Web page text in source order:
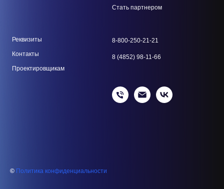
Стать партнером
Реквизиты
Контакты
Проектировщикам
8-800-250-21-21
8 (4852) 98-11-66
© Политика конфиденциальности